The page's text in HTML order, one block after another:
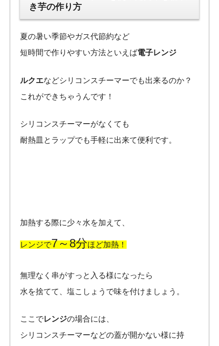
き芋の作り方
夏の暑い季節やガス代節約など
短時間で作りやすい方法といえば電子レンジ
ルクエなどシリコンスチーマーでも出来るのか？
これができちゃうんです！
シリコンスチーマーがなくても
耐熱皿とラップでも手軽に出来て便利です。
加熱する際に少々水を加えて、
レンジで7～8分ほど加熱！
無理なく串がすっと入る様になったら
水を捨てて、塩こしょうで味を付けましょう。
ここでレンジの場合には、
シリコンスチーマーなどの蓋が開かない様に持